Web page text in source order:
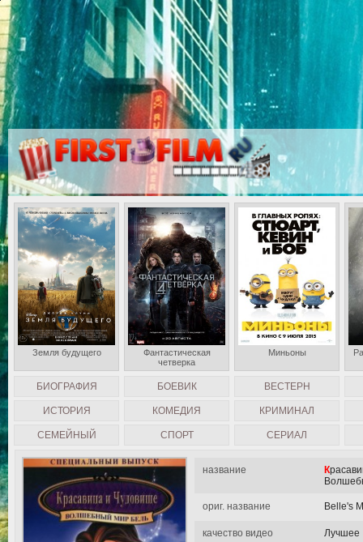
название
Красавица и чудовище 3:
ориг. название Belle's
качество видео Лучшее
БИОГРАФИЯ БОЕВИК ВЕСТЕРН
ИСТОРИЯ КОМЕДИЯ КРИМИНАЛ
СЕМЕЙНЫЙ СПОРТ СЕРИАЛ
Земля будущего
Фантастическая
четверка
Миньоны